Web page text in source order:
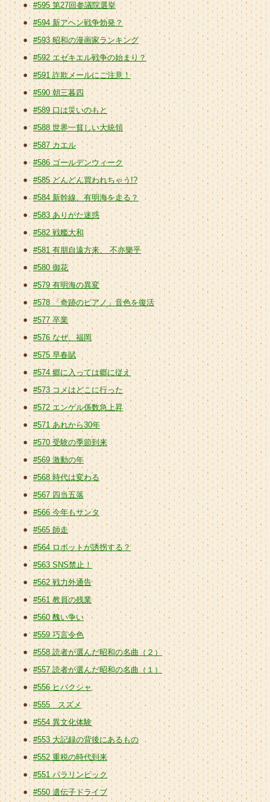
#595 第27回参議院選挙
#594 新アヘン戦争勃発？
#593 昭和の漫画家ランキング
#592 エゼキエル戦争の始まり？
#591 詐欺メールにご注意！
#590 朝三暮四
#589 口は災いのもと
#588 世界一貧しい大統領
#587 カエル
#586 ゴールデンウィーク
#585 どんどん買われちゃう!?
#584 新幹線、有明海を走る？
#583 ありがた迷惑
#582 戦艦大和
#581 有朋自遠方来、 不亦樂乎
#580 御花
#579 有明海の異変
#578 「奇跡のピアノ」音色を復活
#577 卒業
#576 なぜ、福岡
#575 早春賦
#574 郷に入っては郷に従え
#573 コメはどこに行った
#572 エンゲル係数急上昇
#571 あれから30年
#570 受験の季節到来
#569 激動の年
#568 時代は変わる
#567 四当五落
#566 今年もサンタ
#565 師走
#564 ロボットが誘拐する？
#563 SNS禁止！
#562 戦力外通告
#561 教員の残業
#560 醜い争い
#559 巧言令色
#558 読者が選んだ昭和の名曲（２）
#557 読者が選んだ昭和の名曲（１）
#556 ヒバクシャ
#555 スズメ
#554 異文化体験
#553 大記録の背後にあるもの
#552 重税の時代到来
#551 パラリンピック
#550 遺伝子ドライブ